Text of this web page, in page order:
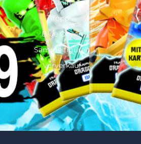
Panini
Topps
Blue Ocean
Sammelfiguren
Vorverkauf